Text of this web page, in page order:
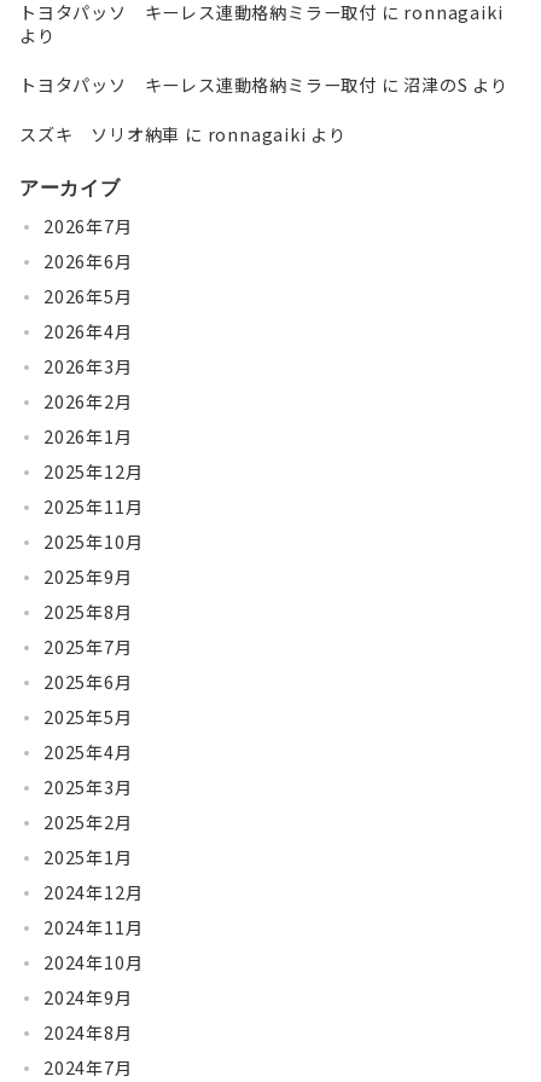
トヨタパッソ キーレス連動格納ミラー取付 に ronnagaiki
より
トヨタパッソ キーレス連動格納ミラー取付 に沼津のS より
スズキ ソリオ納車 に ronnagaiki より
アーカイブ
2026年7月
2026年6月
2026年5月
2026年4月
2026年3月
2026年2月
2026年1月
2025年12月
2025年11月
2025年10月
2025年9月
2025年8月
2025年7月
2025年6月
2025年5月
2025年4月
2025年3月
2025年2月
2025年1月
2024年12月
2024年11月
2024年10月
2024年9月
2024年8月
2024年7月